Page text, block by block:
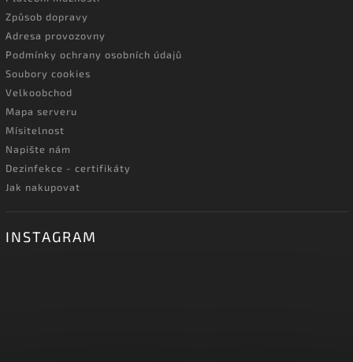
Způsob dopravy
Adresa provozovny
Podmínky ochrany osobních údajů
Soubory cookies
Velkoobchod
Mapa serveru
Mísitelnost
Napište nám
Dezinfekce - certifikáty
Jak nakupovat
INSTAGRAM